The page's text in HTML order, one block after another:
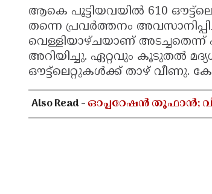
ആകെ പൂട്ടിയവയിൽ 610
തന്നെ പ്രവർത്തനം
വെള്ളിയാഴ്ചയാണ്
അറിയിച്ചു. ഏറ്റവും കൂടുതൽ
ഔട്ട്ലെറ്റുകൾക്ക് താഴ് വീണു.
Also Read -ഓപ്പറേഷൻ തൂഫാൻ;